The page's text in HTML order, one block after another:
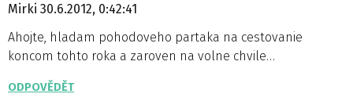
Mirki 30.6.2012, 0:42:41
Ahojte, hladam pohodoveho partaka na cestovanie
koncom tohto roka a zaroven na volne chvile…
ODPOVĚDĚT